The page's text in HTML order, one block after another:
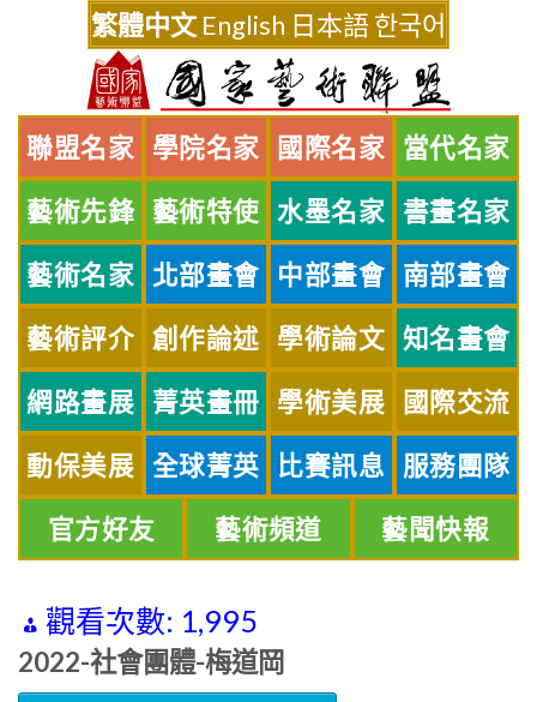
繁體中文 English 日本語한국어
聯盟名家 學院名家 國際名家 當代名家
藝術先鋒 藝術特使 水墨名家 書畫名家
藝術名家 北部畫會 中部畫會 南部畫會
藝術評介 創作論述 學術論文 知名畫會
網路畫展 菁英畫冊 學術美展 國際交流
動保美展 全球菁英 比賽訊息 服務團隊
官方好友 藝術頻道 藝聞快報
觀看次數: 1,995
2022-社會團體-梅道岡